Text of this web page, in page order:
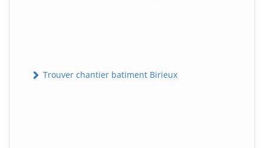
Trouver chantier batiment Birieux